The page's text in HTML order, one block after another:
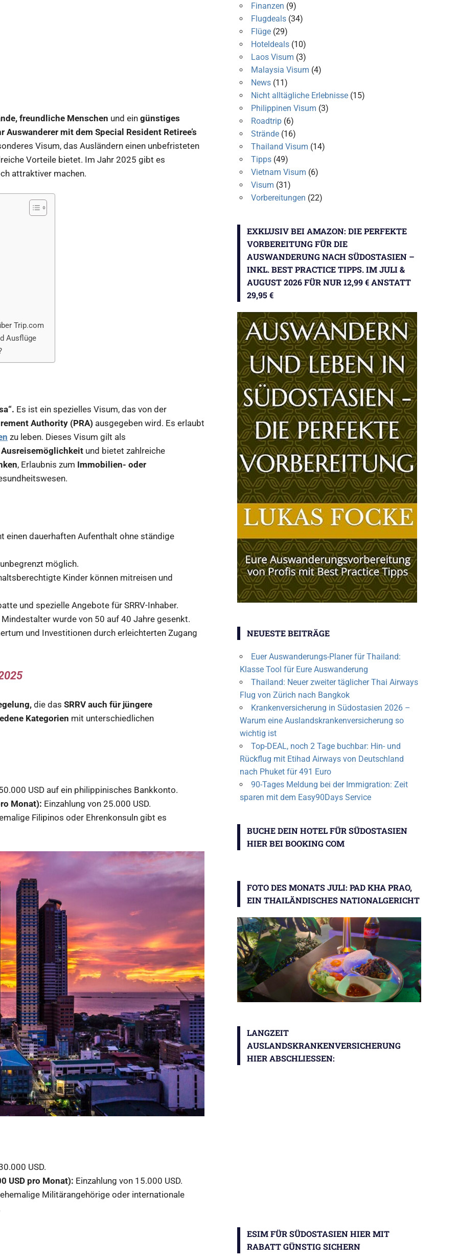
freundliche Menschen und ein günstiges
Auswanderer mit dem Special Resident Retiree’s
Visum, das Ausländern einen unbefristeten
Vorteile bietet. Im Jahr 2025 gibt es
attraktiver machen.
Trip.com
Ausflüge
Es ist ein spezielles Visum, das von der
Authority (PRA) ausgegeben wird. Es erlaubt
zu leben. Dieses Visum gilt als
und bietet zahlreiche
, Erlaubnis zum Immobilien- oder
einen dauerhaften Aufenthalt ohne ständige
möglich.
Kinder können mitreisen und
und spezielle Angebote für SRRV-Inhaber.
Mindestalter wurde von 50 auf 40 Jahre gesenkt.
und Investitionen durch erleichterten Zugang
die das SRRV auch für jüngere
Kategorien mit unterschiedlichen
USD auf ein philippinisches Bankkonto.
Monat): Einzahlung von 25.000 USD.
Filipinos oder Ehrenkonsuln gibt es
USD.
USD pro Monat): Einzahlung von 15.000 USD.
Militärangehörige oder internationale
Finanzen (9)
Flugdeals(34)
Flüge(29)
Hoteldeals(10)
Laos Visum (3)
Malaysia Visum (4)
News(11)
Nicht alltägliche Erlebnisse(15)
Philippinen Visum (3)
Roadtrip(6)
Strände(16)
Thailand Visum (14)
Tipps(49)
Vietnam Visum (6)
Visum (31)
Vorbereitungen (22)
EXKLUSIV BEI AMAZON: DIE PERFEKTE
VORBEREITUNG FÜR DIE
AUSWANDERUNG NACH SÜDOSTASIEN –
INKL. BEST PRACTICE TIPPS. IM JULI &
AUGUST 2026 FÜR NUR 12,99 € ANSTATT
29,95 €
NEUESTE BEITRÄGE
Euer Auswanderungs-Planer für Thailand:
Klasse Tool für Eure Auswanderung
Thailand: Neuer zweiter täglicher Thai Airways
Flug von Zürich nach Bangkok
Krankenversicherung in Südostasien 2026 –
Warum eine Auslandskrankenversicherung so
wichtig ist
Top-DEAL, noch 2 Tage buchbar: Hin- und
Rückflug mit Etihad Airways von Deutschland
nach Phuket für 491 Euro
90-Tages Meldung bei der Immigration: Zeit
sparen mit dem Easy90Days Service
BUCHE DEIN HOTEL FÜR SÜDOSTASIEN
HIER BEI BOOKING COM
FOTO DES MONATS JULI: PAD KHA PRAO,
EIN THAILÄNDISCHES NATIONALGERICHT
LANGZEIT
AUSLANDSKRANKENVERSICHERUNG
HIER ABSCHLIESSEN:
ESIM FÜR SÜDOSTASIEN HIER MIT
RABATT GÜNSTIG SICHERN